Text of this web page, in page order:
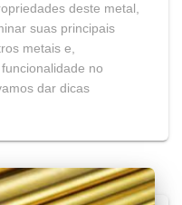
deste metal,
suas principais
metais e,
no
dar dicas